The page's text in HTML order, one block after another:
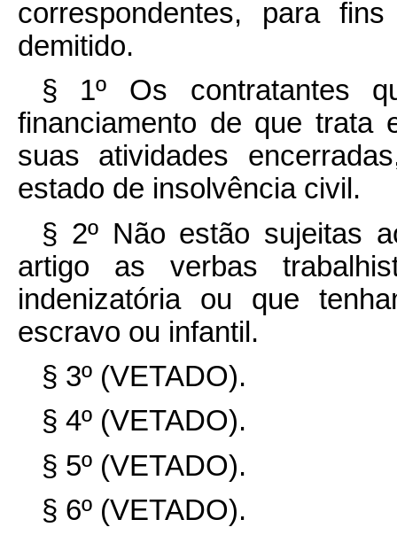
correspondentes, para
demitido.
§ 1º Os contratantes
financiamento de que trata
suas atividades
estado de insolvência civil.
§ 2º Não estão sujeitas
artigo as verbas
indenizatória ou que
escravo ou infantil.
§ 3º (VETADO).
§ 4º (VETADO).
§ 5º (VETADO).
§ 6º (VETADO).